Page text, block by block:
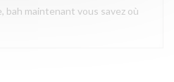
bah maintenant vous savez où